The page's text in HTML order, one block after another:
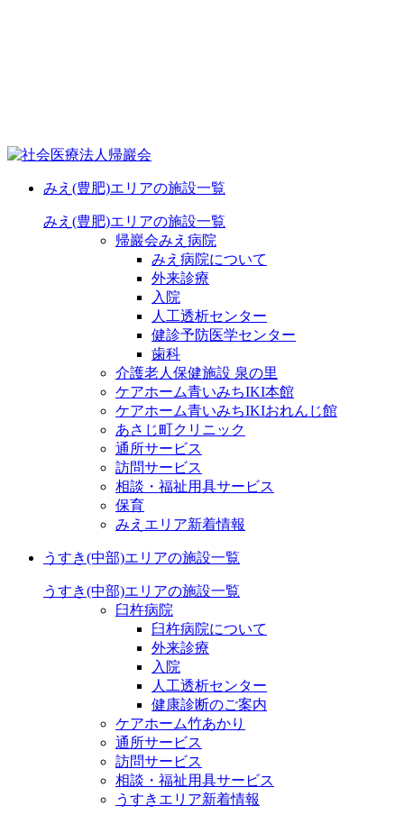
みえ(豊肥)エリアの施設一覧
みえ(豊肥)エリアの施設一覧
帰巖会みえ病院
みえ病院について
外来診療
入院
人工透析センター
健診予防医学センター
歯科
介護老人保健施設 泉の里
ケアホーム青いみちIKI本館
ケアホーム青いみちIKIおれんじ館
あさじ町クリニック
通所サービス
訪問サービス
相談・福祉用具サービス
保育
みえエリア新着情報
うすき(中部)エリアの施設一覧
うすき(中部)エリアの施設一覧
臼杵病院
臼杵病院について
外来診療
入院
人工透析センター
健康診断のご案内
ケアホーム竹あかり
通所サービス
訪問サービス
相談・福祉用具サービス
うすきエリア新着情報